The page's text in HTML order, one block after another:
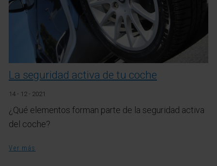
La seguridad activa de tu coche
14 - 12 - 2021
¿Qué elementos forman parte de la seguridad activa
del coche?
Ver más